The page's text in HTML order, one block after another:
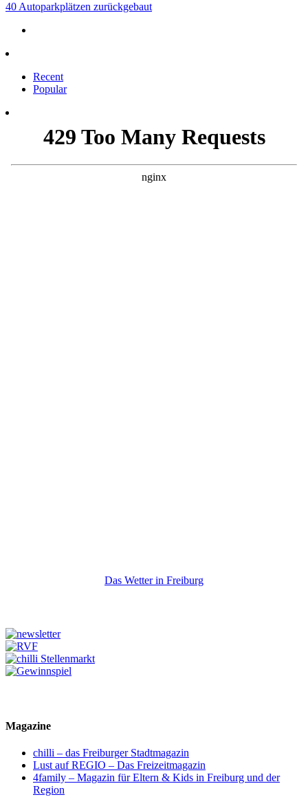
40 Autoparkplätzen zurückgebaut
Recent
Popular
Das Wetter in Freiburg
Magazine
chilli – das Freiburger Stadtmagazin
Lust auf REGIO – Das Freizeitmagazin
4family – Magazin für Eltern & Kids in Freiburg und der
Region